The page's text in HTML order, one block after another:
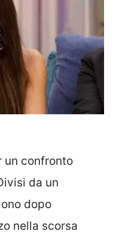
un confronto
da un
dopo
nella scorsa